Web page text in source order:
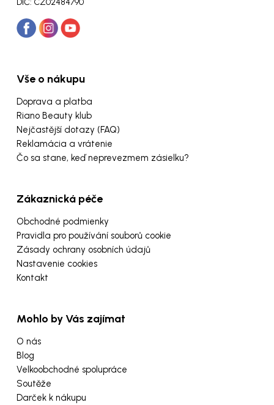
DIČ: CZ02484790
Vše o nákupu
Doprava a platba
Riano Beauty klub
Nejčastější dotazy (FAQ)
Reklamácia a vrátenie
Čo sa stane, keď neprevezmem zásielku?
Zákaznická péče
Obchodné podmienky
Pravidla pro používání souborů cookie
Zásady ochrany osobních údajů
Nastavenie cookies
Kontakt
Mohlo by Vás zajímat
O nás
Blog
Velkoobchodné spolupráce
Soutěže
Darček k nákupu